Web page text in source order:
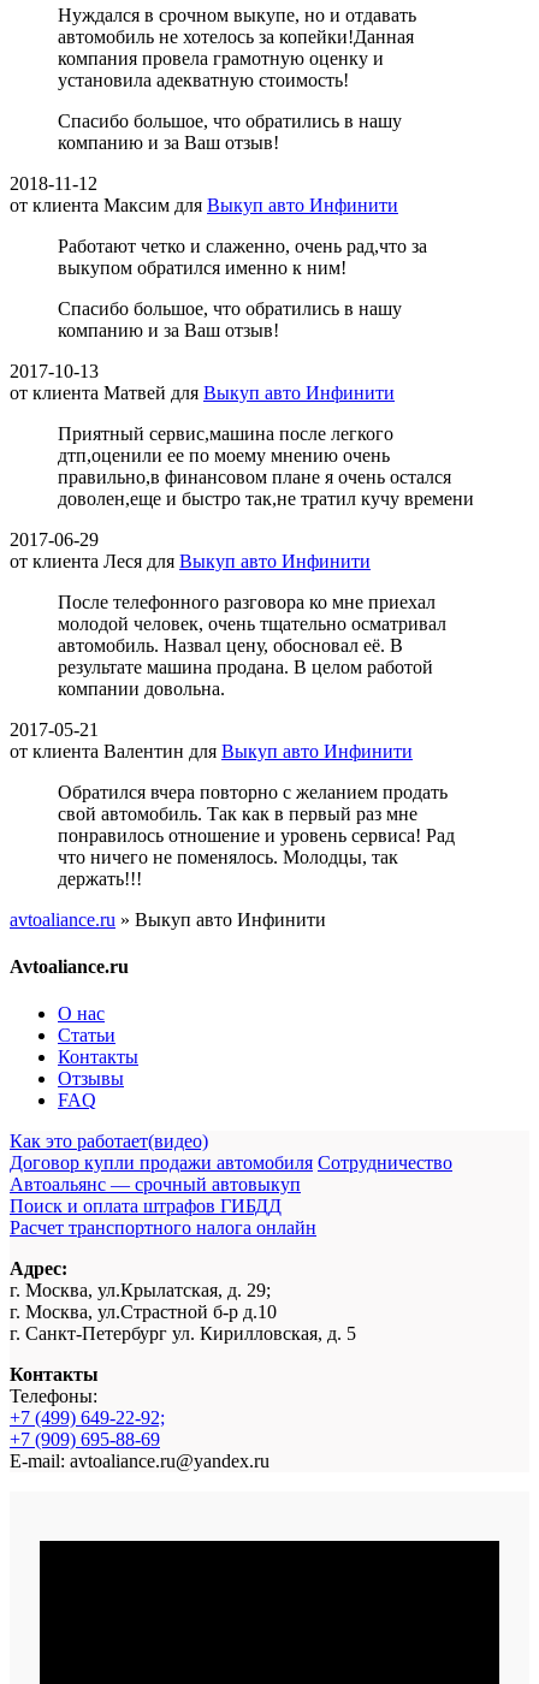
Нуждался в срочном выкупе, но и отдавать
автомобиль не хотелось за копейки!Данная
компания провела грамотную оценку и
установила адекватную стоимость!
Спасибо большое, что обратились в нашу
компанию и за Ваш отзыв!
2018-11-12
от клиента Максим для Выкуп авто Инфинити
Работают четко и слаженно, очень рад,что за
выкупом обратился именно к ним!
Спасибо большое, что обратились в нашу
компанию и за Ваш отзыв!
2017-10-13
от клиента Матвей для Выкуп авто Инфинити
Приятный сервис,машина после легкого
дтп,оценили ее по моему мнению очень
правильно,в финансовом плане я очень остался
доволен,еще и быстро так,не тратил кучу времени
2017-06-29
от клиента Леся для Выкуп авто Инфинити
После телефонного разговора ко мне приехал
молодой человек, очень тщательно осматривал
автомобиль. Назвал цену, обосновал её. В
результате машина продана. В целом работой
компании довольна.
2017-05-21
от клиента Валентин для Выкуп авто Инфинити
Обратился вчера повторно с желанием продать
свой автомобиль. Так как в первый раз мне
понравилось отношение и уровень сервиса! Рад
что ничего не поменялось. Молодцы, так
держать!!!
avtoaliance.ru » Выкуп авто Инфинити
Avtoaliance.ru
О нас
Статьи
Контакты
Отзывы
FAQ
Как это работает(видео)
Договор купли продажи автомобиля Сотрудничество
Автоальянс — срочный автовыкуп
Поиск и оплата штрафов ГИБДД
Расчет транспортного налога онлайн
Адрес:
г. Москва, ул.Крылатская, д. 29;
г. Москва, ул.Страстной б-р д.10
г. Санкт-Петербург ул. Кирилловская, д. 5
Контакты
Телефоны:
+7 (499) 649-22-92;
+7 (909) 695-88-69
E-mail: avtoaliance.ru@yandex.ru